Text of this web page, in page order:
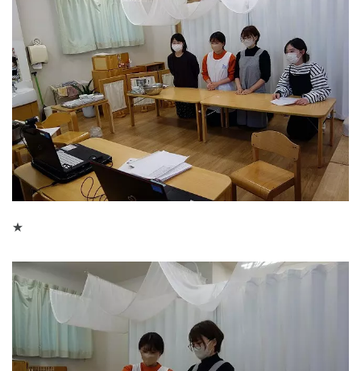
★